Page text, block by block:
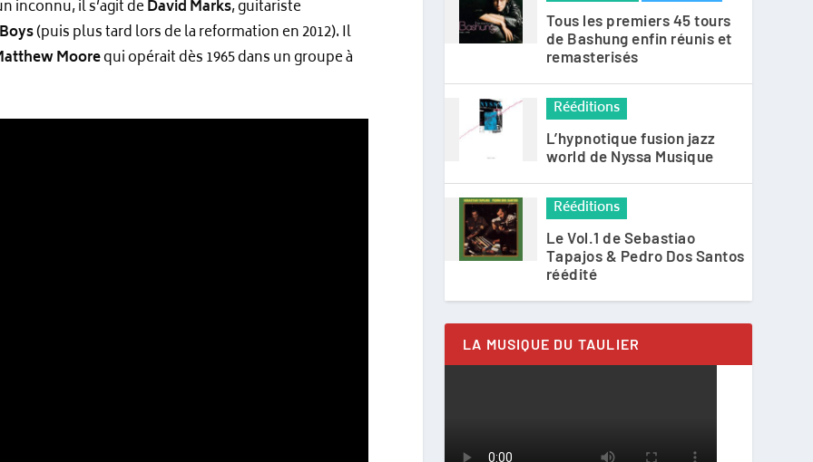
inconnu, il s’agit deDavid Marks, guitariste
(puis plus tard lors de la reformation en 2012). Il
Moorequi opérait dès 1965 dans un groupe à
Tous les premiers 45 tours
de Bashung enfin réunis et
remasterisés
Rééditions
L’hypnotique fusion jazz
world de Nyssa Musique
Rééditions
Le Vol.1 de Sebastiao
Tapajos & Pedro Dos Santos
réédité
LA MUSIQUE DU TAULIER